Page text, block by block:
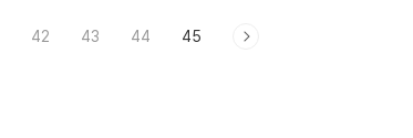
42 43 44 45